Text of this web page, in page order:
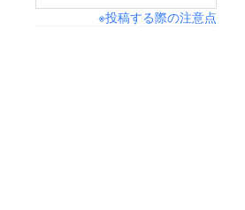
※投稿する際の注意点